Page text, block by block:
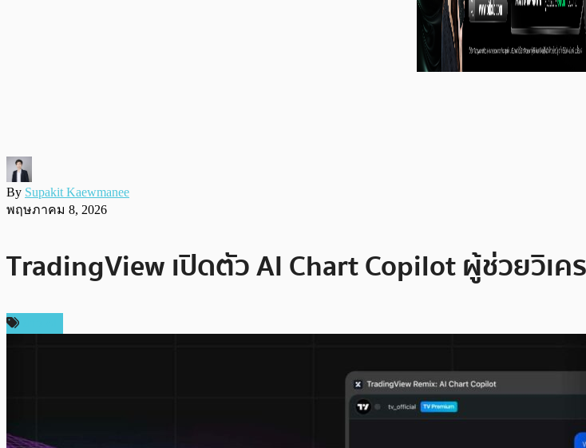
By Supakit Kaewmanee
พฤษภาคม 8, 2026
TradingView เปิดตัว AI Chart Copilot ผู้ช่วยวิเ